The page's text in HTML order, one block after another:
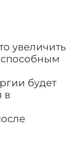
увеличить
способным
будет
в